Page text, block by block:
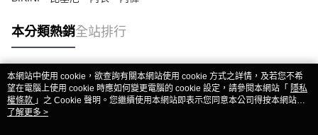
本分類熱銷全站排行
熱門標籤
本網站中使用 cookie，欲查詢有關本網站使用 cookie 方式之詳情，及若您不希
望在電腦上使用 cookie 時應如何變更電腦的 cookie 設定，請參閱本網站「 隱私
權條款 」之 Cookie 聲明。您繼續使用本網站即表示您同意本公司得按本網站使
用條款之 Cookie 聲明使用 cookie。
了解更多 >